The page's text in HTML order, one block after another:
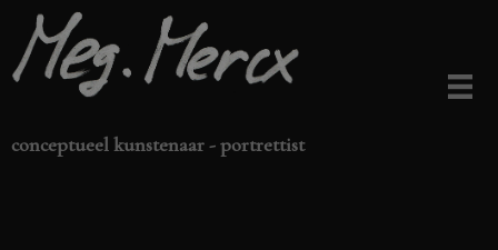
naar
de
conceptueel kunstenaar - portrettist